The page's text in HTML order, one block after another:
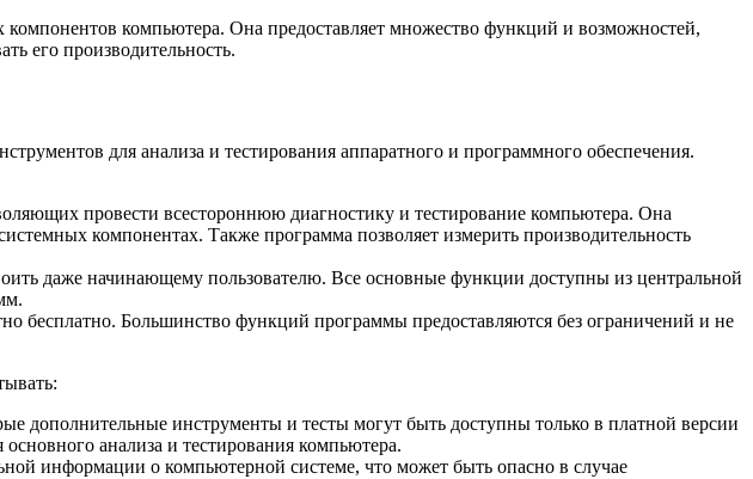
компьютера. Она предоставляет множество функций и возможностей,
его производительность.
для анализа и тестирования аппаратного и программного обеспечения.
провести всестороннюю диагностику и тестирование компьютера. Она
компонентах. Также программа позволяет измерить производительность
даже начинающему пользователю. Все основные функции доступны из центральной
бесплатно. Большинство функций программы предоставляются без ограничений и не
дополнительные инструменты и тесты могут быть доступны только в платной версии
анализа и тестирования компьютера.
информации о компьютерной системе, что может быть опасно в случае